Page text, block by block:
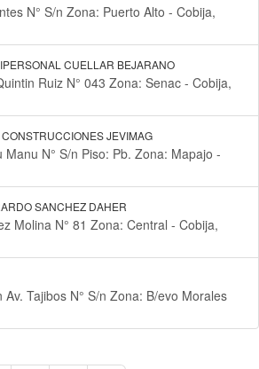
N° S/n Zona: Puerto Alto - Cobija,
CUELLAR BEJARANO
Ruiz N° 043 Zona: Senac - Cobija,
JEVIMAG
Manu N° S/n Piso: Pb. Zona: Mapajo -
SANCHEZ DAHER
Molina N° 81 Zona: Central - Cobija,
Av. Tajibos N° S/n Zona: B/evo Morales